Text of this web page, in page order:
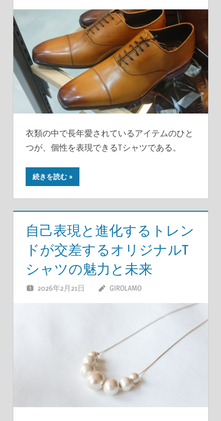
衣類の中で長年愛されているアイテムのひと
つが、個性を表現できるTシャツである。
続きを読む
自己表現と進化するトレン
ドが交差するオリジナルT
シャツの魅力と未来
2026年2月21日 GIROLAMO